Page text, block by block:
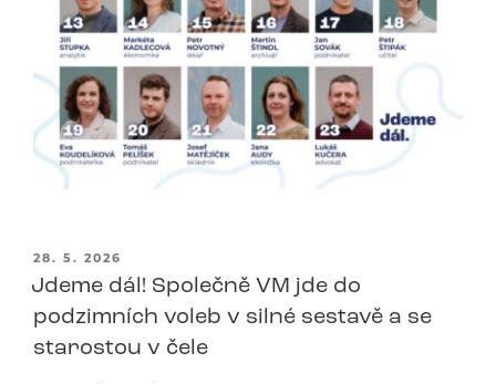
PUBLIKOVÁNO
28. 5. 2026
Jdeme dál! Společně VM jde do
podzimních voleb v silné sestavě a se
starostou v čele